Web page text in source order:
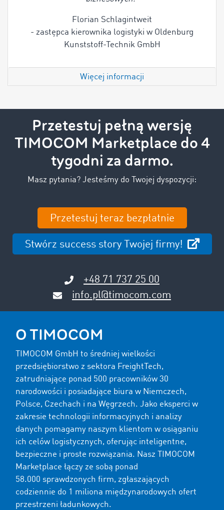
Florian Schlagintweit
- zastępca kierownika logistyki w Oldenburg
Kunststoff-Technik GmbH
Więcej informacji
Przetestuj pełną wersję
TIMOCOM Marketplace do 4
tygodni za darmo.
Masz pytania? Jesteśmy do Twojej dyspozycji:
Przetestuj teraz bezpłatnie
Stwórz success story Twojej firmy!
+48 71 737 25 00
info.pl@timocom.com
O TIMOCOM
TIMOCOM GmbH to średniej wielkości
przedsiębiorstwo z sektora FreightTech,
zatrudniające ponad 500 pracowników 30
narodowości i posiadające biura w Niemczech,
Polsce, Czechach i na Węgrzech. Jako eksperci w
zakresie technologii informacyjnych i analizy
danych pomagamy naszym klientom w osiąganiu
ich celów logistycznych, oferując inteligentne,
bezpieczne i proste rozwiązania. Nasz TIMOCOM
Marketplace łączy ze sobą ponad
58.000 sprawdzonych firm, zgłaszających
codziennie do 1 miliona międzynarodowych ofert
przestrzeni ładunkowych.